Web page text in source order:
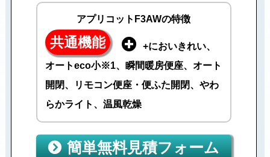
アプリコットF3AWの特徴
共通機能
+においきれい、
オートeco小※1、瞬間暖房便座、オート
開閉、リモコン便座・便ふた開閉、やわ
らかライト、温風乾燥
簡単無料見積フォーム